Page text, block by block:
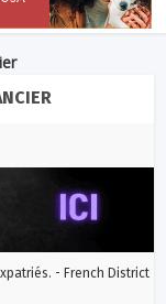
- French District